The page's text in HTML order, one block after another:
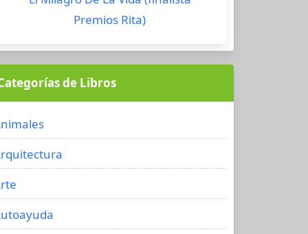
Premios Rita)
de Libros